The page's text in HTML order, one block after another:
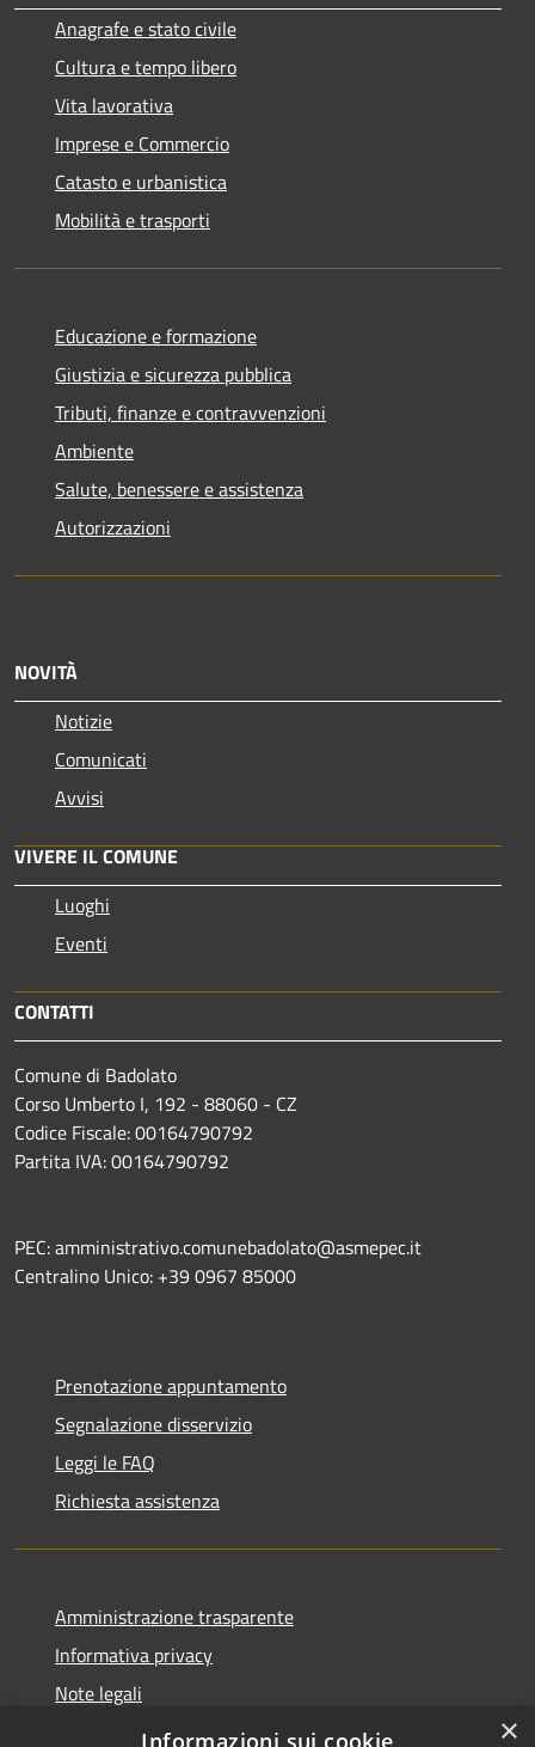
Anagrafe e stato civile
Cultura e tempo libero
Vita lavorativa
Imprese e Commercio
Catasto e urbanistica
Mobilità e trasporti
Educazione e formazione
Giustizia e sicurezza pubblica
Tributi, finanze e contravvenzioni
Ambiente
Salute, benessere e assistenza
Autorizzazioni
NOVITÀ
Notizie
Comunicati
Avvisi
VIVERE IL COMUNE
Luoghi
Eventi
CONTATTI
Comune di Badolato
Corso Umberto I, 192 - 88060 - CZ
Codice Fiscale: 00164790792
Partita IVA: 00164790792
PEC: amministrativo.comunebadolato@asmepec.it
Centralino Unico: +39 0967 85000
Prenotazione appuntamento
Segnalazione disservizio
Leggi le FAQ
Richiesta assistenza
Amministrazione trasparente
Informativa privacy
Note legali
Dichiarazione di accessibilità
×
Informazioni sui cookie